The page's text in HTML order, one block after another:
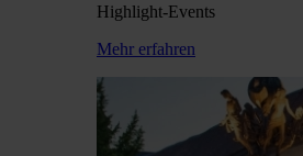
Highlight-Events
Mehr erfahren